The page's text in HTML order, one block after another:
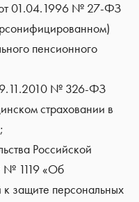
01.04.1996 № 27-ФЗ
пенсионного
№ 326-ФЗ
страховании в
Российской
№ 1119 «Об
защите персональных